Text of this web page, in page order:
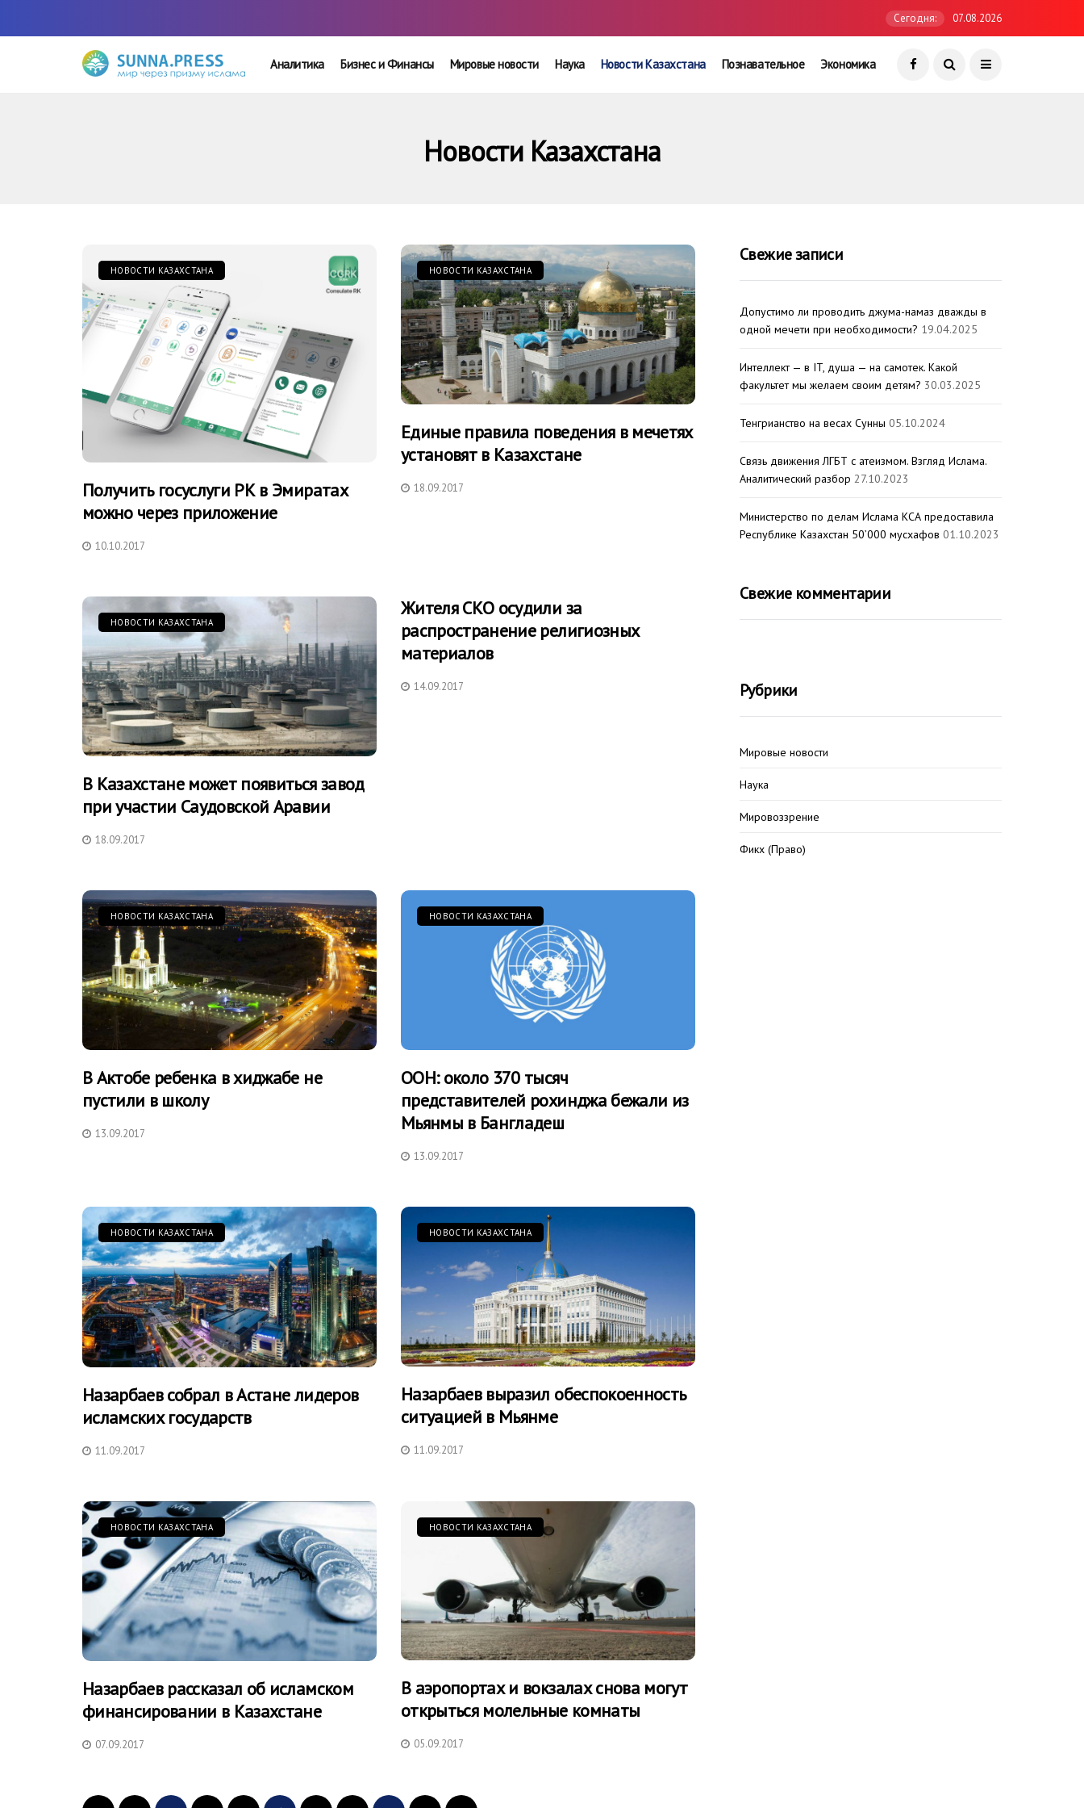
Сегодня: 07.08.2026
Аналитика Бизнес и Финансы Мировые новости Наука Новости Казахстана Познавательное Экономика
Новости Казахстана
НОВОСТИ КАЗАХСТАНА
Получить госуслуги РК в Эмиратах
можно через приложение
10.10.2017
НОВОСТИ КАЗАХСТАНА
Единые правила поведения в мечетях
установят в Казахстане
18.09.2017
НОВОСТИ КАЗАХСТАНА
В Казахстане может появиться завод
при участии Саудовской Аравии
18.09.2017
Жителя СКО осудили за
распространение религиозных
материалов
14.09.2017
НОВОСТИ КАЗАХСТАНА
В Актобе ребенка в хиджабе не
пустили в школу
13.09.2017
НОВОСТИ КАЗАХСТАНА
ООН: около 370 тысяч
представителей рохинджа бежали из
Мьянмы в Бангладеш
13.09.2017
НОВОСТИ КАЗАХСТАНА
Назарбаев собрал в Астане лидеров
исламских государств
11.09.2017
НОВОСТИ КАЗАХСТАНА
Назарбаев выразил обеспокоенность
ситуацией в Мьянме
11.09.2017
НОВОСТИ КАЗАХСТАНА
Назарбаев рассказал об исламском
финансировании в Казахстане
07.09.2017
НОВОСТИ КАЗАХСТАНА
В аэропортах и вокзалах снова могут
открыться молельные комнаты
05.09.2017
Свежие записи
Допустимо ли проводить джума-намаз дважды в
одной мечети при необходимости? 19.04.2025
Интеллект — в IT, душа — на самотек. Какой
факультет мы желаем своим детям? 30.03.2025
Тенгрианство на весах Сунны 05.10.2024
Связь движения ЛГБТ с атеизмом. Взгляд Ислама.
Аналитический разбор 27.10.2023
Министерство по делам Ислама КСА предоставила
Республике Казахстан 50’000 мусхафов 01.10.2023
Свежие комментарии
Рубрики
Мировые новости
Наука
Мировоззрение
Фикх (Право)